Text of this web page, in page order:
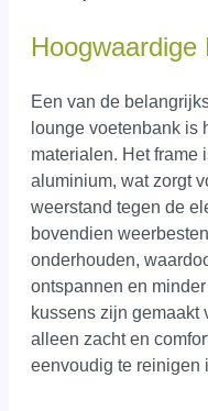
Hoogwaardige
Een van de
lounge voetenbank is
materialen. Het frame
aluminium, wat zorgt
weerstand tegen de
bovendien
onderhouden,
ontspannen en
kussens zijn gemaakt
alleen zacht en
eenvoudig te reinigen